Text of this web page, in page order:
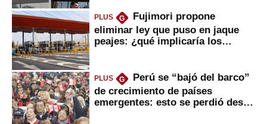
PLUS G
Fujimori propone
eliminar ley que puso en jaque
peajes: ¿qué implicaría los
PLUS G
Perú se “bajó del barco”
de crecimiento de países
emergentes: esto se perdió desde